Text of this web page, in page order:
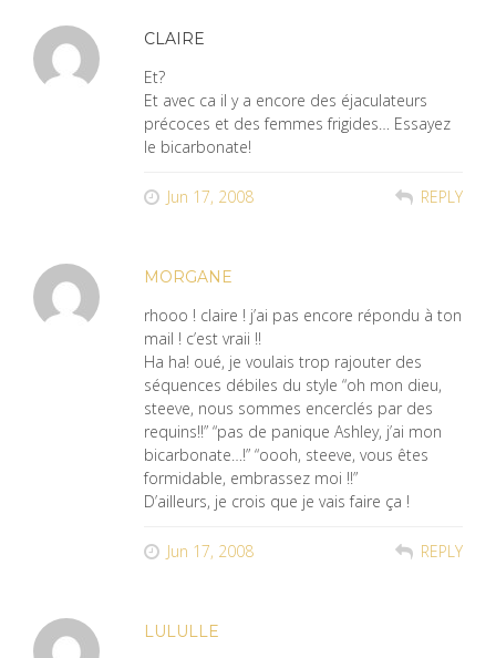
CLAIRE
Et?
Et avec ca il y a encore des éjaculateurs
précoces et des femmes frigides… Essayez
le bicarbonate!
Jun 17, 2008 REPLY
MORGANE
rhooo ! claire ! j’ai pas encore répondu à ton
mail ! c’est vraii !!
Ha ha! oué, je voulais trop rajouter des
séquences débiles du style “oh mon dieu,
steeve, nous sommes encerclés par des
requins!!” “pas de panique Ashley, j’ai mon
bicarbonate…!” “oooh, steeve, vous êtes
formidable, embrassez moi !!”
D’ailleurs, je crois que je vais faire ça !
Jun 17, 2008 REPLY
LULULLE